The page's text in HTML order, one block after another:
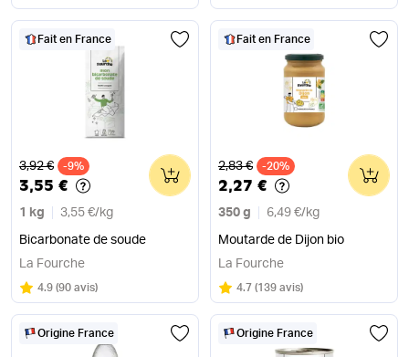
Fait en France
Ancien prix
3,92 € -9%
3,55 €
1 kg 3,55 €/ kg
Bicarbonate de soude
0
La Fourche
Note
4.9 sur 5
(90 avis)
Fait en France
Ancien prix
2,83 € -20%
2,27 €
350 g 6,49 €/ kg
Moutarde de Dijon bio
0
La Fourche
Note
4.7 sur 5
(139 avis)
Origine France Origine France